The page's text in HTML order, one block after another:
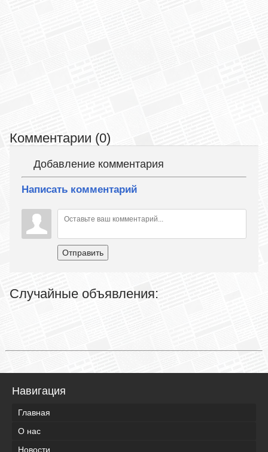
Комментарии (0)
Добавление комментария
Написать комментарий
Отправить
Случайные объявления:
Навигация
Главная
О нас
Новости